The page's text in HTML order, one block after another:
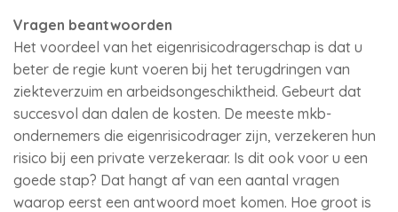
Vragen beantwoorden
Het voordeel van het eigenrisicodragerschap is dat u
beter de regie kunt voeren bij het terugdringen van
ziekteverzuim en arbeidsongeschiktheid. Gebeurt dat
succesvol dan dalen de kosten. De meeste mkb-
ondernemers die eigenrisicodrager zijn, verzekeren hun
risico bij een private verzekeraar. Is dit ook voor u een
goede stap? Dat hangt af van een aantal vragen
waarop eerst een antwoord moet komen. Hoe groot is